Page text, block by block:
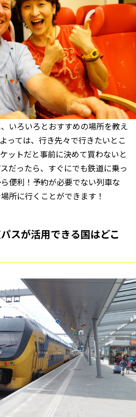
いろいろとおすすめの場所を教え
っては、行き先々で行きたいとこ
ットだと事前に決めて買わないと
だったら、すぐにでも鉄道に乗っ
便利！予約が必要でない列車な
所に行くことができます！
スが活用できる国はどこ